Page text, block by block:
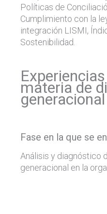
Políticas de
Cumplimiento con la
integración LISMI,
Sostenibilidad.
materia de
generacional
Fase en la que se
Análisis y diagnóstico
generacional en la